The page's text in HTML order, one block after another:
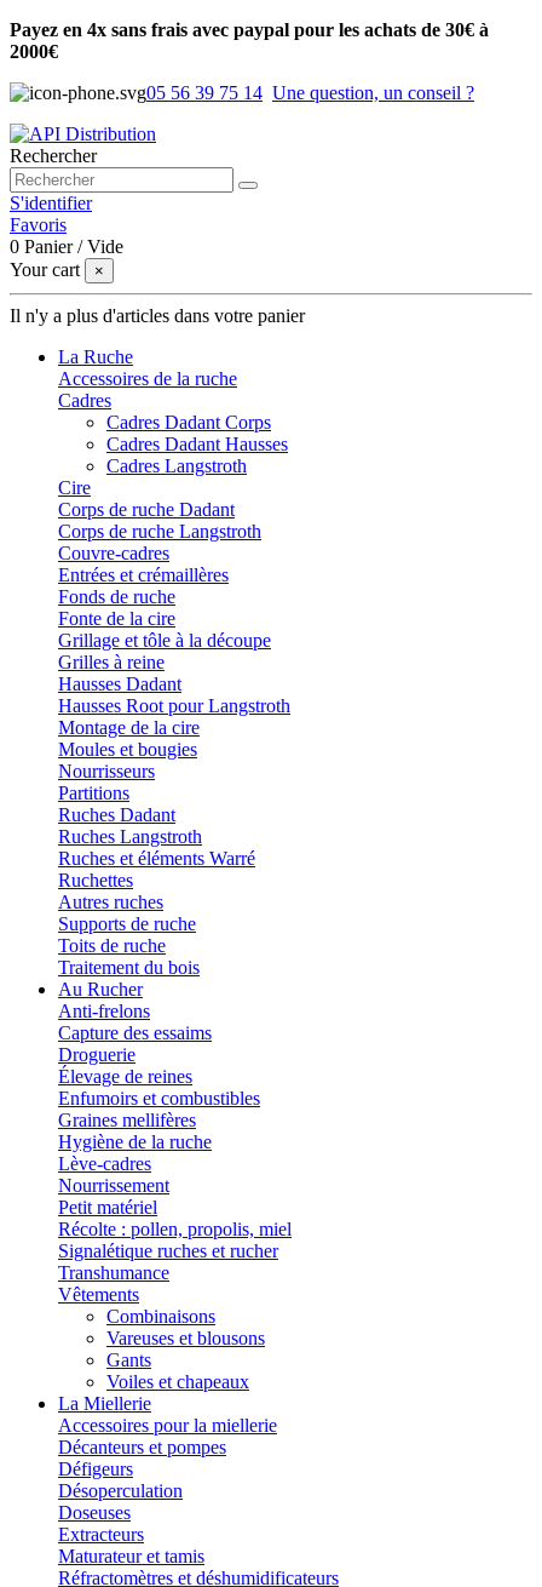
Payez en 4x sans frais avec paypal pour les achats de 30€ à
2000€
05 56 39 75 14 Une question, un conseil ?
Rechercher
S'identifier
Favoris
0 Panier /Vide
Your cart
×
Il n'y a plus d'articles dans votre panier
La Ruche
Accessoires de la ruche
Cadres
Cadres Dadant Corps
Cadres Dadant Hausses
Cadres Langstroth
Cire
Corps de ruche Dadant
Corps de ruche Langstroth
Couvre-cadres
Entrées et crémaillères
Fonds de ruche
Fonte de la cire
Grillage et tôle à la découpe
Grilles à reine
Hausses Dadant
Hausses Root pour Langstroth
Montage de la cire
Moules et bougies
Nourrisseurs
Partitions
Ruches Dadant
Ruches Langstroth
Ruches et éléments Warré
Ruchettes
Autres ruches
Supports de ruche
Toits de ruche
Traitement du bois
Au Rucher
Anti-frelons
Capture des essaims
Droguerie
Élevage de reines
Enfumoirs et combustibles
Graines mellifères
Hygiène de la ruche
Lève-cadres
Nourrissement
Petit matériel
Récolte : pollen, propolis, miel
Signalétique ruches et rucher
Transhumance
Vêtements
Combinaisons
Vareuses et blousons
Gants
Voiles et chapeaux
La Miellerie
Accessoires pour la miellerie
Décanteurs et pompes
Défigeurs
Désoperculation
Doseuses
Extracteurs
Maturateur et tamis
Réfractomètres et déshumidificateurs